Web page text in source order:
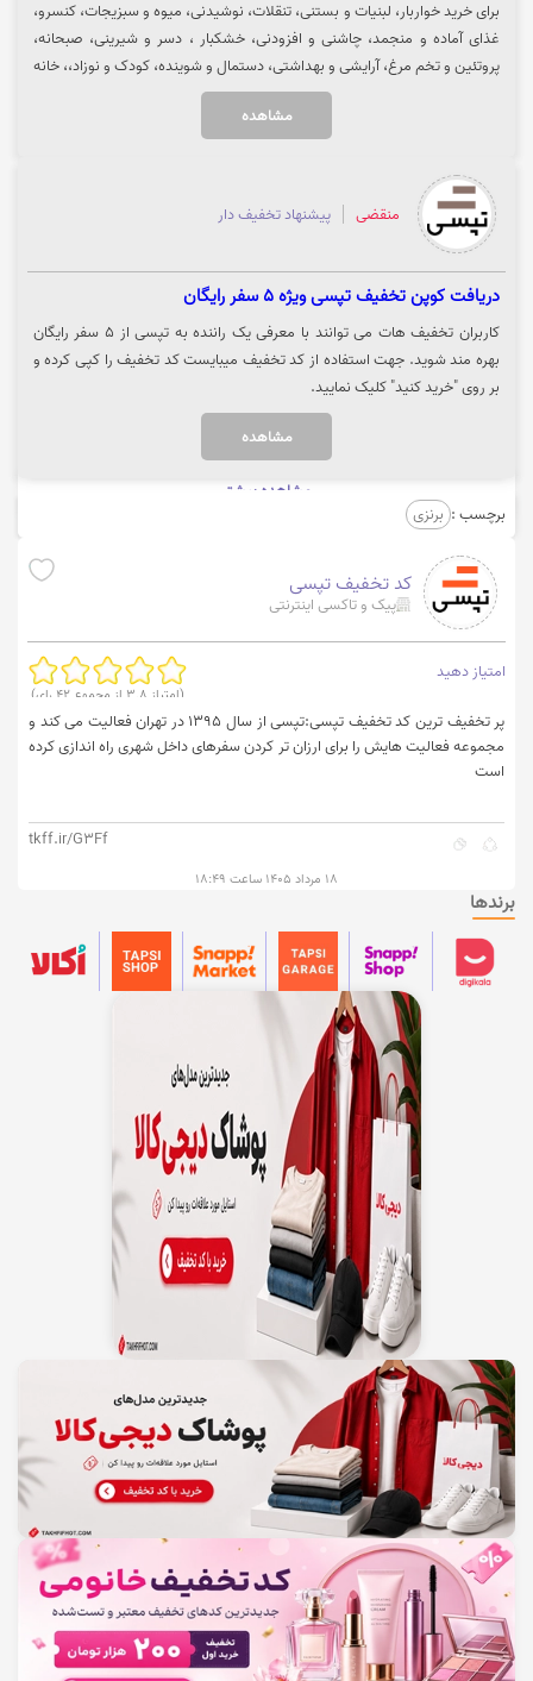
برای خرید خواربار، لبنیات و بستنی، تنقلات، نوشیدنی، میوه و سبزیجات، کنسرو،
غذای آماده و منجمد، چاشنی و افزودنی، خشکبار ، دسر و شیرینی، صبحانه،
پروتئین و تخم مرغ، آرایشی و بهداشتی، دستمال و شوینده، کودک و نوزاد،، خانه
و سبک زندگی و... میتوانید تا 50 درصد تخفیف، از تپسی مارکت بهره مند شوید.
لازم به ذکر است تخفیف های تپسی مارکت به صورت روزانه و با توجه به محل
"خرید کنید" کلیک نمایید.
مشاهده
منقضی پیشنهاد تخفیف دار
دریافت کوپن تخفیف تپسی ویژه 5 سفر رایگان
کاربران تخفیف هات می توانند با معرفی یک راننده به تپسی از 5 سفر رایگان
بهره مند شوید. جهت استفاده از کد تخفیف میبایست کد تخفیف را کپی کرده و
بر روی "خرید کنید" کلیک نمایید.
مشاهده
مشاهده بیشتر
برچسب : برنزی
کد تخفیف تپسی
پیک و تاکسی اینترنتی
امتیاز دهید
(امتیاز 3.8 از مجموع42 رای)
پر تخفیف ترین کد تخفیف تپسی:تپسی از سال 1395 در تهران فعالیت می کند و
مجموعه فعالیت هایش را برای ارزان تر کردن سفرهای داخل شهری راه اندازی کرده
است
tkff.ir/G3Ff
۱۸ مرداد ۱۴۰۵ ساعت ۱۸:۴۹
برندها